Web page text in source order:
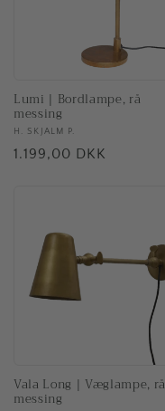
Lumi | Bordlampe, rå
messing
Forhandler:
H. SKJALM P.
Normalpris
1.199,00 DKK
Vala Long | Væglampe, rå
messing